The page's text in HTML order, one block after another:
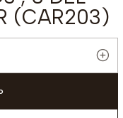
(CAR203)